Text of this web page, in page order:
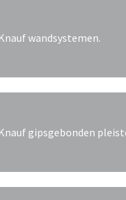
wandsystemen.
gipsgebonden